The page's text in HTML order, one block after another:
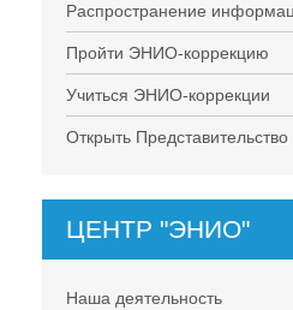
Распространение
Пройти ЭНИО-коррекцию
Учиться ЭНИО-коррекции
Открыть Представительство
ЦЕНТР "ЭНИО"
Наша деятельность